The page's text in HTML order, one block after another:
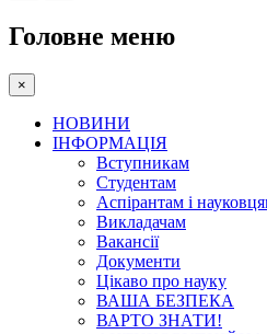
Головне меню
×
НОВИНИ
ІНФОРМАЦІЯ
Вступникам
Студентам
Аспірантам і
Викладачам
Вакансії
Документи
Цікаво про науку
ВАША БЕЗПЕКА
ВАРТО ЗНАТИ!